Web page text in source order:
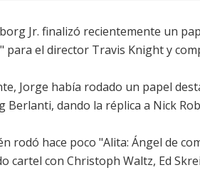
Jr. finalizó recientemente un
para el director Travis Knight y
Jorge había rodado un papel
Berlanti, dando la réplica a Nick
rodó hace poco "Alita: Ángel de
cartel con Christoph Waltz, Ed